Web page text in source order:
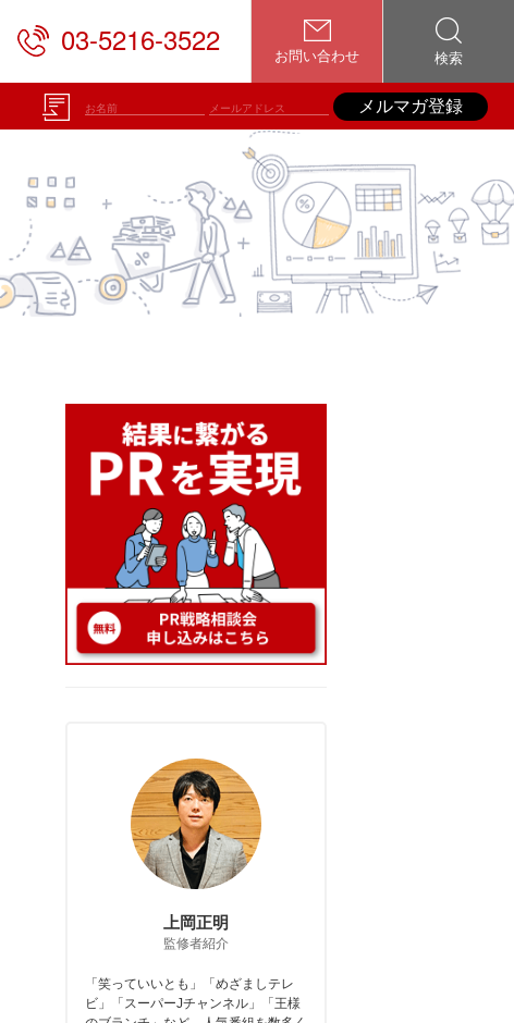
03-5216-3522 お問い合わせ 検索
メルマガ登録
上岡正明
監修者紹介
「笑っていいとも」「めざましテレ
ビ」「スーパーJチャンネル」「王様